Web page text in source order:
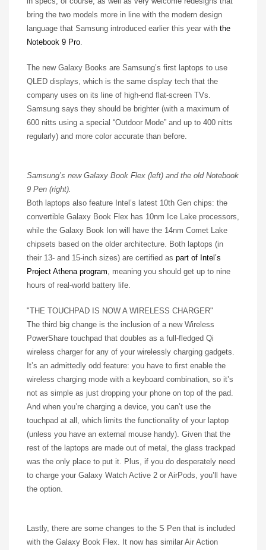
bring the two models more in line with the modern design
language that Samsung introduced earlier this year with the
Notebook 9 Pro
The new Galaxy Books are Samsung’s first laptops to use
QLED displays, which is the same display tech that the
company uses on its line of high-end flat-screen TVs.
Samsung says they should be brighter (with a maximum of
600 nitts using a special “Outdoor Mode” and up to 400 nitts
regularly) and more color accurate than before.
Samsung’s new Galaxy Book Flex (left) and the old Notebook
9 Pen (right).
Both laptops also feature Intel’s latest 10th Gen chips: the
convertible Galaxy Book Flex has 10nm Ice Lake processors,
while the Galaxy Book Ion will have the 14nm Comet Lake
chipsets based on the older architecture. Both laptops (in
their 13- and 15-inch sizes) are certified as part of Intel’s
Project Athena program , meaning you should get up to nine
hours of real-world battery life.
THE TOUCHPAD IS NOW A WIRELESS CHARGER
The third big change is the inclusion of a new Wireless
PowerShare touchpad that doubles as a full-fledged Qi
wireless charger for any of your wirelessly charging gadgets.
It’s an admittedly odd feature: you have to first enable the
wireless charging mode with a keyboard combination, so it’s
not as simple as just dropping your phone on top of the pad.
And when you’re charging a device, you can’t use the
touchpad at all, which limits the functionality of your laptop
(unless you have an external mouse handy). Given that the
rest of the laptops are made out of metal, the glass trackpad
was the only place to put it. Plus, if you do desperately need
to charge your Galaxy Watch Active 2 or AirPods, you’ll have
the option.
Lastly, there are some changes to the S Pen that is included
with the Galaxy Book Flex. It now has similar Air Action